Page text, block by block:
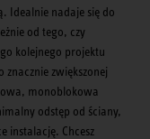
Idealnie nadaje się do
od tego, czy
kolejnego projektu
znacznie zwiększonej
monoblokowa
odstęp od ściany,
instalację. Chcesz